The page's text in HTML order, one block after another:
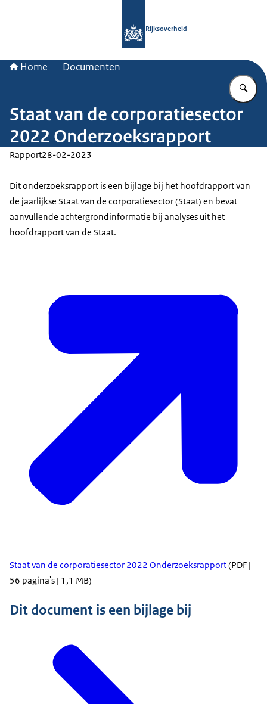
Rijksoverheid
Home Documenten
Staat van de corporatiesector
2022 Onderzoeksrapport
Rapport28-02-2023
Dit onderzoeksrapport is een bijlage bij het hoofdrapport van
de jaarlijkse Staat van de corporatiesector (Staat) en bevat
aanvullende achtergrondinformatie bij analyses uit het
hoofdrapport van de Staat.
Staat van de corporatiesector 2022 Onderzoeksrapport(PDF |
56 pagina's | 1,1 MB)
Dit document is een bijlage bij